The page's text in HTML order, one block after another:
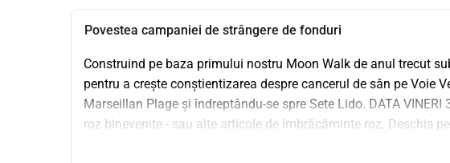
Povestea campaniei de strângere de fonduri
Construind pe baza primului nostru Moon Walk de anul trecut
pentru a crește conștientizarea despre cancerul de sân pe Voie
Marseillan Plage și îndreptându-se spre Sete Lido. DATA VINERI
roz binevenite - sau alte articole de îmbrăcăminte roz. Deschis